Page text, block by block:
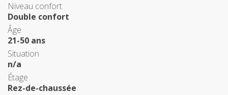
Niveau confort
Double confort
Âge
21-50 ans
Situation
n/a
Étage
Rez-de-chaussée